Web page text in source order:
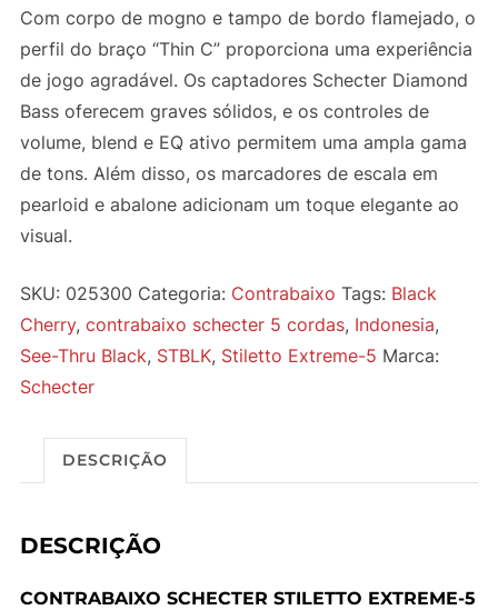
Com corpo de mogno e tampo de bordo flamejado, o
perfil do braço “Thin C” proporciona uma experiência
de jogo agradável. Os captadores Schecter Diamond
Bass oferecem graves sólidos, e os controles de
volume, blend e EQ ativo permitem uma ampla gama
de tons. Além disso, os marcadores de escala em
pearloid e abalone adicionam um toque elegante ao
visual.
SKU: 025300 Categoria: Contrabaixo Tags: Black
Cherry, contrabaixo schecter 5 cordas, Indonesia,
See-Thru Black, STBLK, Stiletto Extreme-5 Marca:
Schecter
DESCRIÇÃO
DESCRIÇÃO
CONTRABAIXO SCHECTER STILETTO EXTREME-5